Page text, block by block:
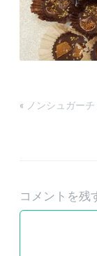
« ノンシュガー
コメントを残